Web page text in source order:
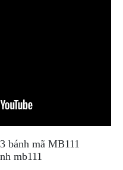
bánh mã MB111
mb111